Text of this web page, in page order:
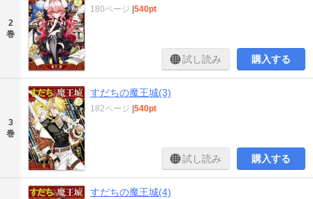
2
巻
180ページ 540pt
試し読み 購入する
3
巻
すだちの魔王城(3)
182ページ 540pt
試し読み 購入する
すだちの魔王城(4)